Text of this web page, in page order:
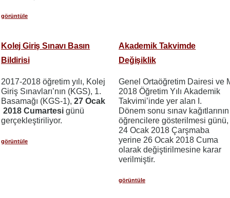
görüntüle
Kolej Giriş Sınavı Basın
Bildirisi
2017-2018 öğretim yılı, Kolej
Giriş Sınavları’nın (KGS), 1.
Basamağı (KGS-1), 27 Ocak
2018 Cumartesi günü
gerçekleştiriliyor.
görüntüle
Akademik Takvimde
Değişiklik
Genel Ortaöğretim Dairesi ve
2018 Öğretim Yılı Akademik
Takvimi’inde yer alan I.
Dönem sonu sınav kağıtlarının
öğrencilere gösterilmesi günü,
24 Ocak 2018 Çarşmaba
yerine 26 Ocak 2018 Cuma
olarak değiştirilmesine karar
verilmiştir.
görüntüle